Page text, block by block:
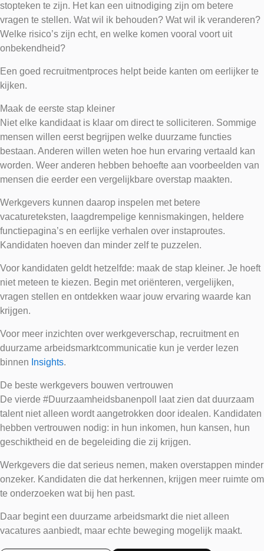
stopteken te zijn. Het kan een uitnodiging zijn om betere
vragen te stellen. Wat wil ik behouden? Wat wil ik veranderen?
Welke risico’s zijn echt, en welke komen vooral voort uit
onbekendheid?
Een goed recruitmentproces helpt beide kanten om eerlijker te
kijken.
Maak de eerste stap kleiner
Niet elke kandidaat is klaar om direct te solliciteren. Sommige
mensen willen eerst begrijpen welke duurzame functies
bestaan. Anderen willen weten hoe hun ervaring vertaald kan
worden. Weer anderen hebben behoefte aan voorbeelden van
mensen die eerder een vergelijkbare overstap maakten.
Werkgevers kunnen daarop inspelen met betere
vacatureteksten, laagdrempelige kennismakingen, heldere
functiepagina’s en eerlijke verhalen over instaproutes.
Kandidaten hoeven dan minder zelf te puzzelen.
Voor kandidaten geldt hetzelfde: maak de stap kleiner. Je hoeft
niet meteen te kiezen. Begin met oriënteren, vergelijken,
vragen stellen en ontdekken waar jouw ervaring waarde kan
krijgen.
Voor meer inzichten over werkgeverschap, recruitment en
duurzame arbeidsmarktcommunicatie kun je verder lezen
binnen Insights.
De beste werkgevers bouwen vertrouwen
De vierde #Duurzaamheidsbanenpoll laat zien dat duurzaam
talent niet alleen wordt aangetrokken door idealen. Kandidaten
hebben vertrouwen nodig: in hun inkomen, hun kansen, hun
geschiktheid en de begeleiding die zij krijgen.
Werkgevers die dat serieus nemen, maken overstappen minder
onzeker. Kandidaten die dat herkennen, krijgen meer ruimte om
te onderzoeken wat bij hen past.
Daar begint een duurzame arbeidsmarkt die niet alleen
vacatures aanbiedt, maar echte beweging mogelijk maakt.